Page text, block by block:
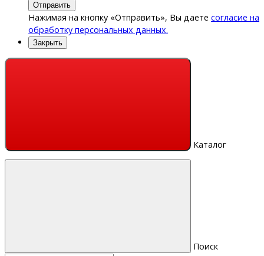
Отправить
Нажимая на кнопку «Отправить», Вы даете согласие на
обработку персональных данных.
Закрыть
Каталог
Поиск